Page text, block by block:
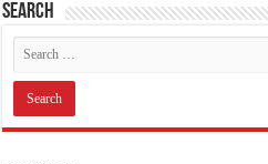
Search